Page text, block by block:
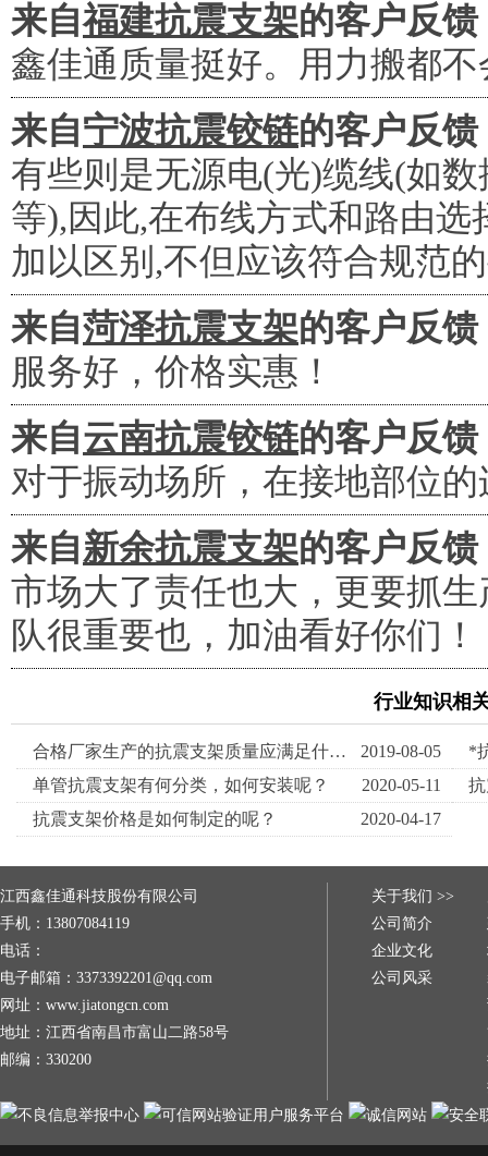
来自福建抗震支架的客户反馈
鑫佳通质量挺好。用力搬都
来自宁波抗震铰链的客户反馈
有些则是无源电(光)缆线(如
等),因此,在布线方式和路由
加以区别,不但应该符合规范
来自菏泽抗震支架的客户反馈
服务好，价格实惠！
来自云南抗震铰链的客户反馈
对于振动场所，在接地部位
来自新余抗震支架的客户反馈
市场大了责任也大，更要抓
队很重要也，加油看好你们！
行业知识相
合格厂家生产的抗震支架质量应满足什么标准？
2019-08-05
单管抗震支架有何分类，如何安装呢？
2020-05-11
抗震支架价格是如何制定的呢？
2020-04-17
江西鑫佳通科技股份有限公司
手机：13807084119
电话：
电子邮箱：3373392201@qq.com
网址：www.jiatongcn.com
地址：江西省南昌市富山二路58号
邮编：330200
关于我们 >>
公司简介
企业文化
公司风采